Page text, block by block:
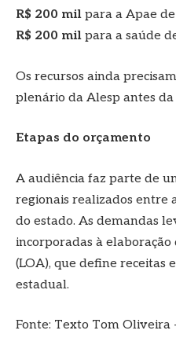
R$ 200 mil para a Apae
R$ 200 mil para a saúde
Os recursos ainda
plenário da Alesp antes da
Etapas do orçamento
A audiência faz parte de
regionais realizados entre
do estado. As demandas
incorporadas à
(LOA), que define receitas
estadual.
Fonte: Texto Tom Oliveira